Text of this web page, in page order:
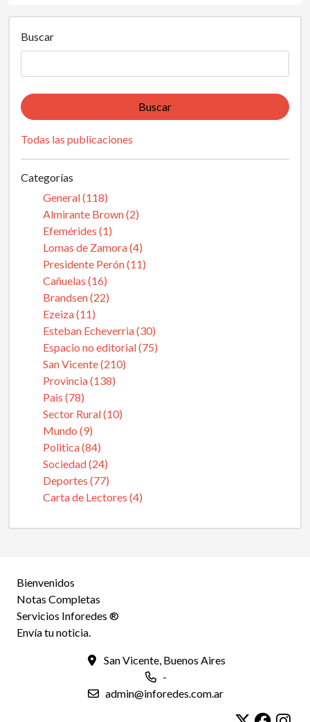
Buscar
Buscar
Todas las publicaciones
Categorías
General (118)
Almirante Brown (2)
Efemérides (1)
Lomas de Zamora (4)
Presidente Perón (11)
Cañuelas (16)
Brandsen (22)
Ezeiza (11)
Esteban Echeverria (30)
Espacio no editorial (75)
San Vicente (210)
Provincia (138)
Pais (78)
Sector Rural (10)
Mundo (9)
Politica (84)
Sociedad (24)
Deportes (77)
Carta de Lectores (4)
Bienvenidos
Notas Completas
Servicios Inforedes ®
Envía tu noticia.
San Vicente, Buenos Aires
-
admin@inforedes.com.ar